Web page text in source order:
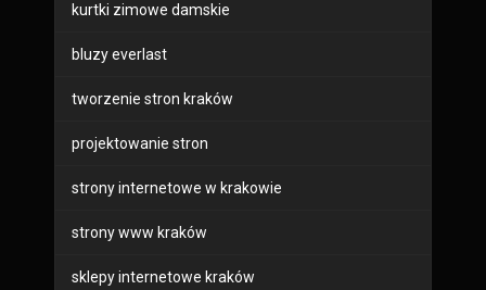
kurtki zimowe damskie
bluzy everlast
tworzenie stron kraków
projektowanie stron
strony internetowe w krakowie
strony www kraków
sklepy internetowe kraków